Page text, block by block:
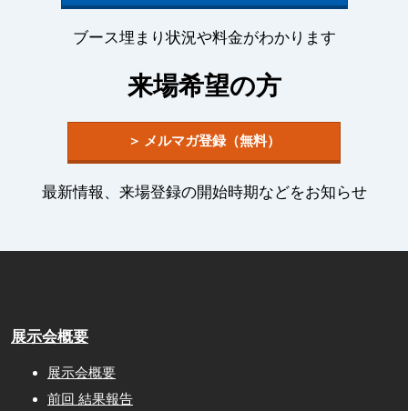
ブース埋まり状況や料金がわかります
来場希望の方
＞ メルマガ登録（無料）
最新情報、来場登録の開始時期などをお知らせ
展示会概要
展示会概要
前回 結果報告